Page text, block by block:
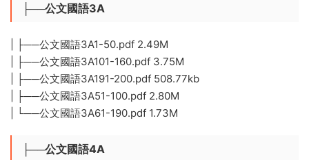
├──公文國語3A
| ├──公文國語3A1-50.pdf 2.49M
| ├──公文國語3A101-160.pdf 3.75M
| ├──公文國語3A191-200.pdf 508.77kb
| ├──公文國語3A51-100.pdf 2.80M
| └──公文國語3A61-190.pdf 1.73M
├──公文國語4A